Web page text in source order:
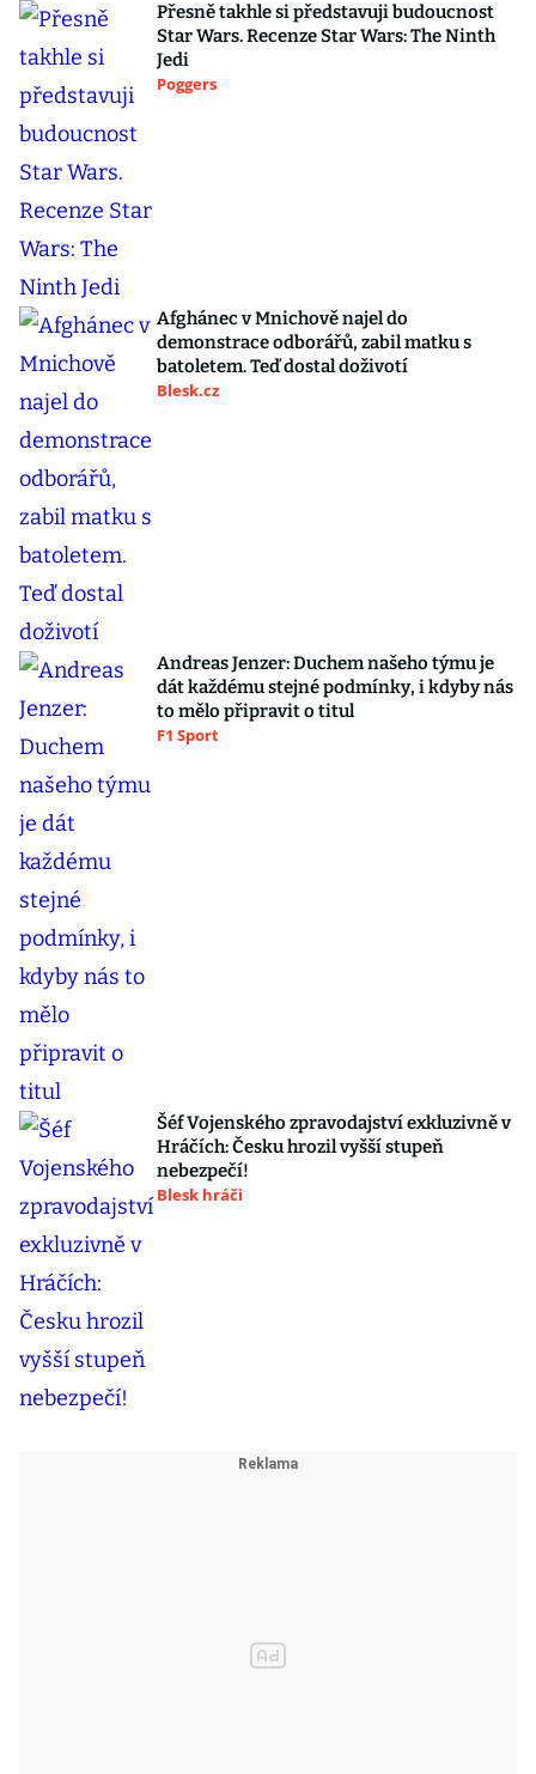
Přesně takhle si představuji budoucnost
Star Wars. Recenze Star Wars: The Ninth
Jedi
Poggers
Afghánec v Mnichově najel do
demonstrace odborářů, zabil matku s
batoletem. Teď dostal doživotí
Blesk.cz
Andreas Jenzer: Duchem našeho týmu je
dát každému stejné podmínky, i kdyby nás
to mělo připravit o titul
F1 Sport
Šéf Vojenského zpravodajství exkluzivně v
Hráčích: Česku hrozil vyšší stupeň
nebezpečí!
Blesk hráči